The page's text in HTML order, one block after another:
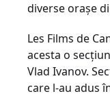
diverse orașe
Les Films de
acesta o
Vlad Ivanov.
care l-au adus